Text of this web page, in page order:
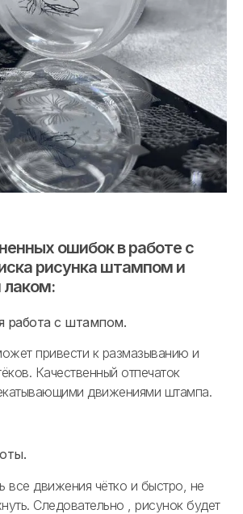
ошибок в работе с
рисунка штампом и
работа с штампом.
привести к размазыванию и
Качественный отпечаток
движениями штампа.
все движения чётко и быстро, не
Следовательно , рисунок будет